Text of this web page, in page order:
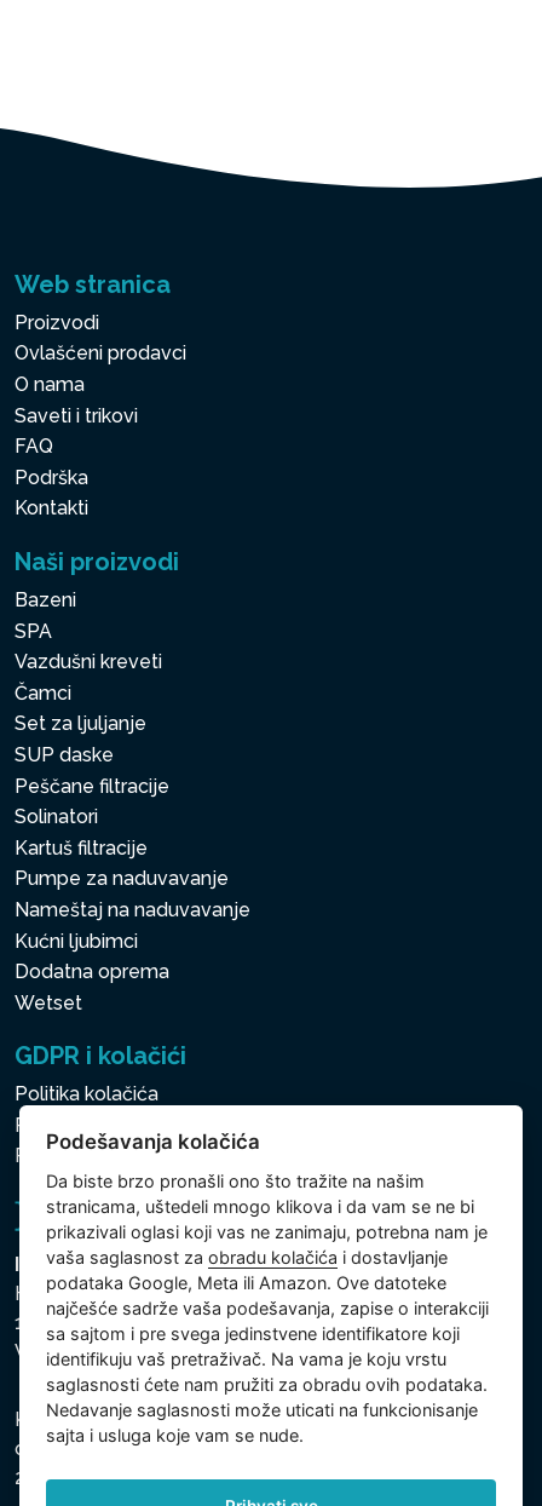
Web stranica
Proizvodi
Ovlašćeni prodavci
O nama
Saveti i trikovi
FAQ
Podrška
Kontakti
Naši proizvodi
Bazeni
SPA
Vazdušni kreveti
Čamci
Set za ljuljanje
SUP daske
Peščane filtracije
Solinatori
Kartuš filtracije
Pumpe za naduvavanje
Nameštaj na naduvavanje
Kućni ljubimci
Dodatna oprema
Wetset
GDPR i kolačići
Politika kolačića
Politika zaštite ličnih i drugih obrađivanih podataka
Politika kolačića
Intex Trading, s.r.o.
Hradecká 2526/3
130 00 Praha 3
Vinohrady - Česká republika
Kompanija je registrovana u Opštinskom sudu u Pragu,
odeljak C, uložak 74759, Identifikacioni broj kompanije:
26150808, Poreski identifikacioni broj: CZ26150808.
Podešavanja kolačića
Da biste brzo pronašli ono što tražite na našim
stranicama, uštedeli mnogo klikova i da vam se ne bi
prikazivali oglasi koji vas ne zanimaju, potrebna nam je
vaša saglasnost zaobradu kolačića i dostavljanje
podataka Google, Meta ili Amazon. Ove datoteke
najčešće sadrže vaša podešavanja, zapise o interakciji
sa sajtom i pre svega jedinstvene identifikatore koji
identifikuju vaš pretraživač. Na vama je koju vrstu
saglasnosti ćete nam pružiti za obradu ovih podataka.
Nedavanje saglasnosti može uticati na funkcionisanje
sajta i usluga koje vam se nude.